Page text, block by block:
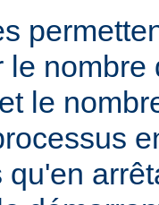
le nombre
le
qu'en